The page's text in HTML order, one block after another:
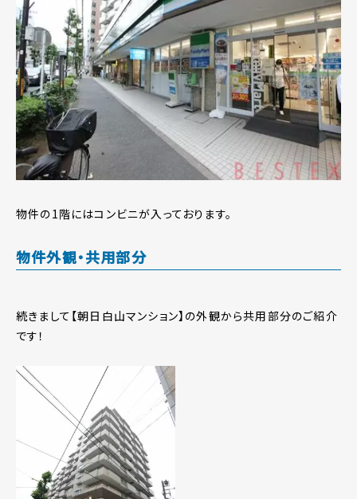
物件の1階にはコンビニが入っております。
物件外観・共用部分
続きまして【朝日白山マンション】の外観から共用部分のご紹介
です！